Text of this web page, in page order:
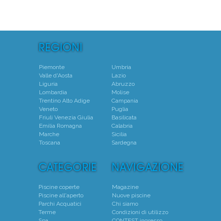
Piemonte
Valle d'Aosta
Liguria
Lombardia
Trentino Alto Adige
Veneto
Friuli Venezia Giulia
Emilia Romagna
Marche
Toscana
Umbria
Lazio
Abruzzo
Molise
Campania
Puglia
Basilicata
Calabria
Sicilia
Sardegna
Piscine coperte
Piscine all'aperto
Parchi Acquatici
Terme
Magazine
Nuove piscine
Chi siamo
Condizioni di utilizzo